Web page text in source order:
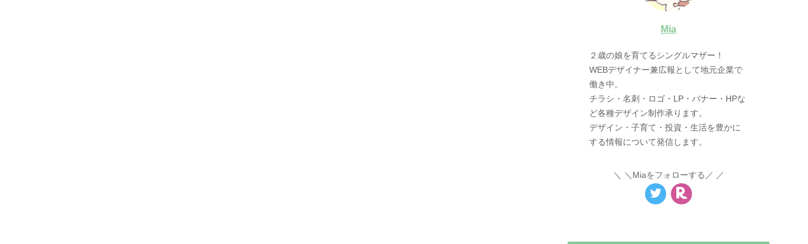
Mia
２歳の娘を育てるシングルマザー！
WEBデザイナー兼広報として地元企業で
働き中。
チラシ・名刺・ロゴ・LP・バナー・HPな
ど各種デザイン制作承ります。
デザイン・子育て・投資・生活を豊かに
する情報について発信します。
＼Miaをフォローする／